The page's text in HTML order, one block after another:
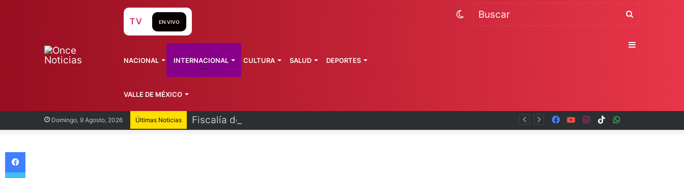
Domingo, 9 Agosto, 2026 Últimas Noticias Fiscalía de Morelos investiga explosión de pipa TikTok
Instagram
YouTube
Facebook
TV EN VIVO
NACIONAL INTERNACIONAL CULTURA SALUD DEPORTES
VALLE DE MÉXICO
Buscar
Switch
Sidebar
Facebook
Twitter